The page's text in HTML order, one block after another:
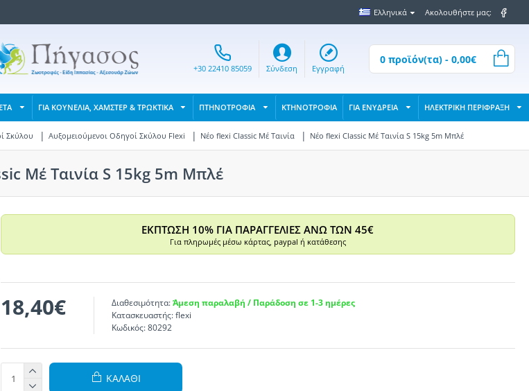
Ελληνικά Ακολουθήστε μας:
+30 22410 85059 Σύνδεση Εγγραφή
0 προϊόν(τα) - 0,00€
ΓΙΑ ΚΟΥΝΕΛΙΑ, ΧΑΜΣΤΕΡ & ΤΡΩΚΤΙΚΑ ΠΤΗΝΟΤΡΟΦΙΑ ΚΤΗΝΟΤΡΟΦΙΑ ΓΙΑ ΕΝΥΔΡΕΙΑ ΗΛΕΚΤΡΙΚΗ ΠΕΡΙΦΡΑΞΗ
Σκύλου Αυξομειούμενοι Οδηγοί Σκύλου Flexi Νέο flexi Classic Μέ Ταινία Νέο flexi Classic Μέ Ταινία S 15kg 5m Μπλέ
Μέ Ταινία S 15kg 5m Μπλέ
ΕΚΠΤΩΣΗ 10% ΓΙΑ ΠΑΡΑΓΓΕΛΙΕΣ ΑΝΩ ΤΩΝ 45€
Για πληρωμές μέσω κάρτας, paypal ή κατάθεσης
18,40€ Διαθεσιμότητα: Άμεση παραλαβή / Παράδοση σε 1-3 ημέρες
Κατασκευαστής: flexi
Κωδικός: 80292
ΚΑΛΆΘΙ